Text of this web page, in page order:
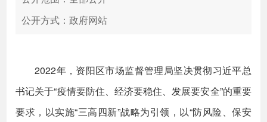
公开方式：政府网站
2022年，资阳区市场监督管理局坚决贯彻习近平总
书记关于“疫情要防住、经济要稳住、发展要安全”的重要
要求，以实施“三高四新”战略为引领，以“防风险、保安